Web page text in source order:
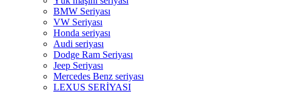
BMW Seriyası
VW Seriyası
Honda seriyası
Audi seriyası
Dodge Ram Seriyası
Jeep Seriyası
Mercedes Benz seriyası
LEXUS SERİYASI